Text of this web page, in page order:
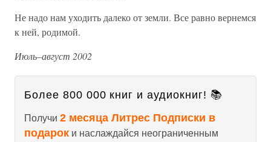
Не надо нам уходить далеко от земли. Все равно вернемся
к ней, родимой.
Июль–август 2002
Более 800 000 книг и аудиокниг! 📚
Получи 2 месяца Литрес Подписки в
подарок и наслаждайся неограниченным